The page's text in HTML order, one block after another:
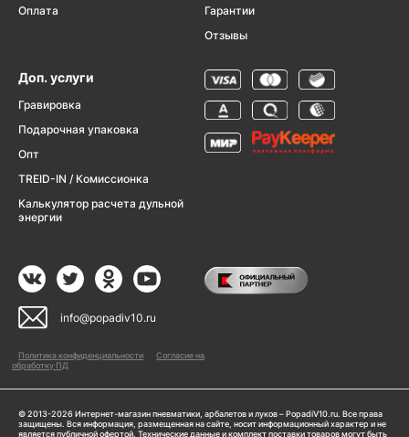
Оплата
Гарантии
Отзывы
Доп. услуги
Гравировка
Подарочная упаковка
Опт
TREID-IN / Комиссионка
Калькулятор расчета дульной
энергии
info@popadiv10.ru
Политика конфиденциальности
Согласие на
обработку ПД
© 2013-2026 Интернет-магазин пневматики, арбалетов и луков – PopadiV10.ru. Все права
защищены. Вся информация, размещенная на сайте, носит информационный характер и не
является публичной офертой. Технические данные и комплект поставки товаров могут быть